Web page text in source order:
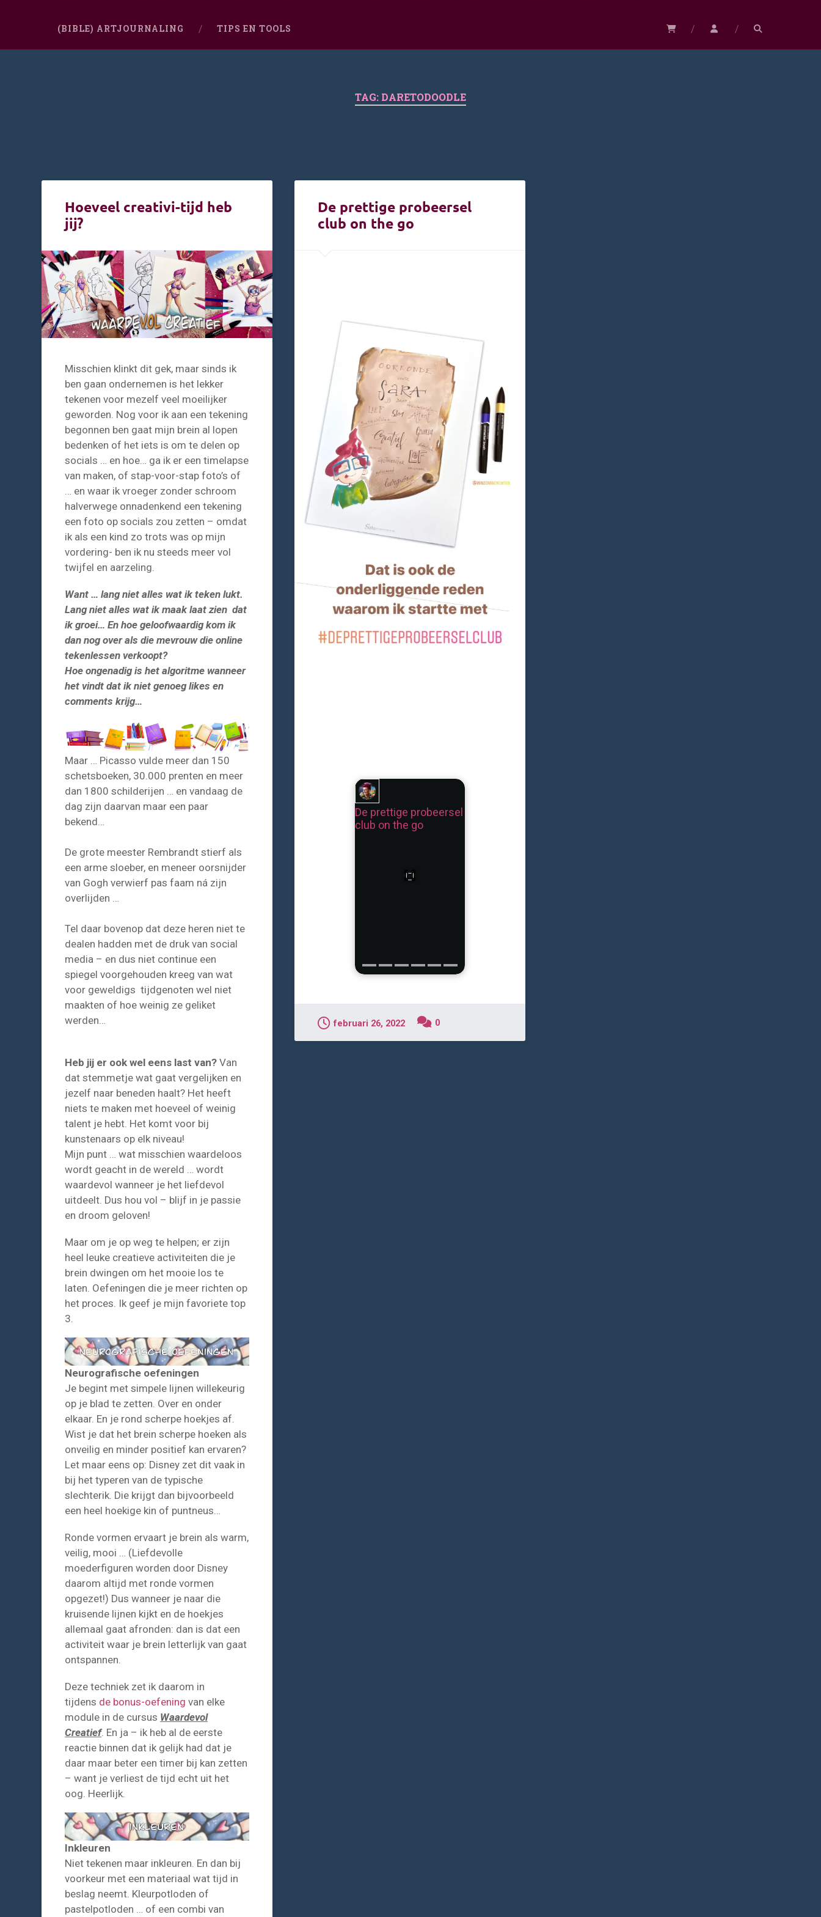
(BIBLE) ARTJOURNALING TIPS EN TOOLS
TAG: DARETODOODLE
Hoeveel creativi-tijd heb
jij?
Misschien klinkt dit gek, maar sinds ik
ben gaan ondernemen is het lekker
tekenen voor mezelf veel moeilijker
geworden. Nog voor ik aan een tekening
begonnen ben gaat mijn brein al lopen
bedenken of het iets is om te delen op
socials … en hoe… ga ik er een timelapse
van maken, of stap-voor-stap foto’s of
… en waar ik vroeger zonder schroom
halverwege onnadenkend een tekening
een foto op socials zou zetten – omdat
ik als een kind zo trots was op mijn
vordering- ben ik nu steeds meer vol
twijfel en aarzeling.
Want … lang niet alles wat ik teken lukt.
Lang niet alles wat ik maak laat zien dat
ik groei… En hoe geloofwaardig kom ik
dan nog over als die mevrouw die online
tekenlessen verkoopt?
Hoe ongenadig is het algoritme wanneer
het vindt dat ik niet genoeg likes en
comments krijg…
Maar … Picasso vulde meer dan 150
schetsboeken, 30.000 prenten en meer
dan 1800 schilderijen … en vandaag de
dag zijn daarvan maar een paar
bekend…
De grote meester Rembrandt stierf als
een arme sloeber, en meneer oorsnijder
van Gogh verwierf pas faam ná zijn
overlijden …
Tel daar bovenop dat deze heren niet te
dealen hadden met de druk van social
media – en dus niet continue een
spiegel voorgehouden kreeg van wat
voor geweldigs tijdgenoten wel niet
maakten of hoe weinig ze geliket
werden…
Heb jij er ook wel eens last van? Van
dat stemmetje wat gaat vergelijken en
jezelf naar beneden haalt? Het heeft
niets te maken met hoeveel of weinig
talent je hebt. Het komt voor bij
kunstenaars op elk niveau!
Mijn punt … wat misschien waardeloos
wordt geacht in de wereld … wordt
waardevol wanneer je het liefdevol
uitdeelt. Dus hou vol – blijf in je passie
en droom geloven!
Maar om je op weg te helpen; er zijn
heel leuke creatieve activiteiten die je
brein dwingen om het mooie los te
laten. Oefeningen die je meer richten op
het proces. Ik geef je mijn favoriete top
3.
Neurografische oefeningen
Je begint met simpele lijnen willekeurig
op je blad te zetten. Over en onder
elkaar. En je rond scherpe hoekjes af.
Wist je dat het brein scherpe hoeken als
onveilig en minder positief kan ervaren?
Let maar eens op: Disney zet dit vaak in
bij het typeren van de typische
slechterik. Die krijgt dan bijvoorbeeld
een heel hoekige kin of puntneus…
Ronde vormen ervaart je brein als warm,
veilig, mooi … (Liefdevolle
moederfiguren worden door Disney
daarom altijd met ronde vormen
opgezet!) Dus wanneer je naar die
kruisende lijnen kijkt en de hoekjes
allemaal gaat afronden: dan is dat een
activiteit waar je brein letterlijk van gaat
ontspannen.
Deze techniek zet ik daarom in
tijdens de bonus-oefening van elke
module in de cursus Waardevol
Creatief. En ja – ik heb al de eerste
reactie binnen dat ik gelijk had dat je
daar maar beter een timer bij kan zetten
– want je verliest de tijd echt uit het
oog. Heerlijk.
Inkleuren
Niet tekenen maar inkleuren. En dan bij
voorkeur met een materiaal wat tijd in
beslag neemt. Kleurpotloden of
pastelpotloden … of een combi van
De prettige probeersel
club on the go
De prettige probeersel
club on the go
februari 26, 2022 0